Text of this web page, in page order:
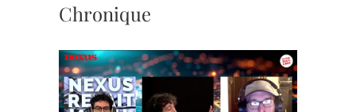
Chronique